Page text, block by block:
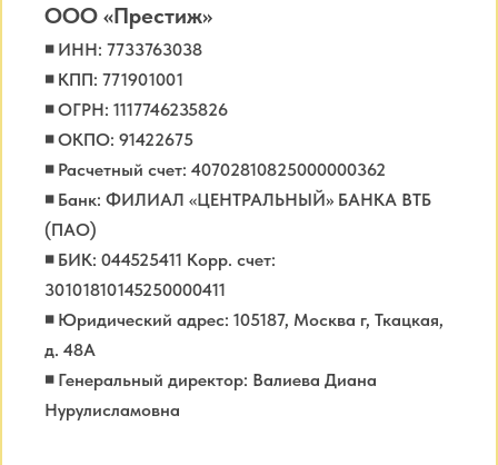
ООО «Престиж»
◾ ИНН: 7733763038
◾ КПП: 771901001
◾ ОГРН: 1117746235826
◾ ОКПО: 91422675
◾ Расчетный счет: 40702810825000000362
◾ Банк: ФИЛИАЛ «ЦЕНТРАЛЬНЫЙ» БАНКА ВТБ
(ПАО)
◾ БИК: 044525411 Корр. счет:
30101810145250000411
◾ Юридический адрес: 105187, Москва г, Ткацкая,
д. 48А
◾ Генеральный директор: Валиева Диана
Нурулисламовна